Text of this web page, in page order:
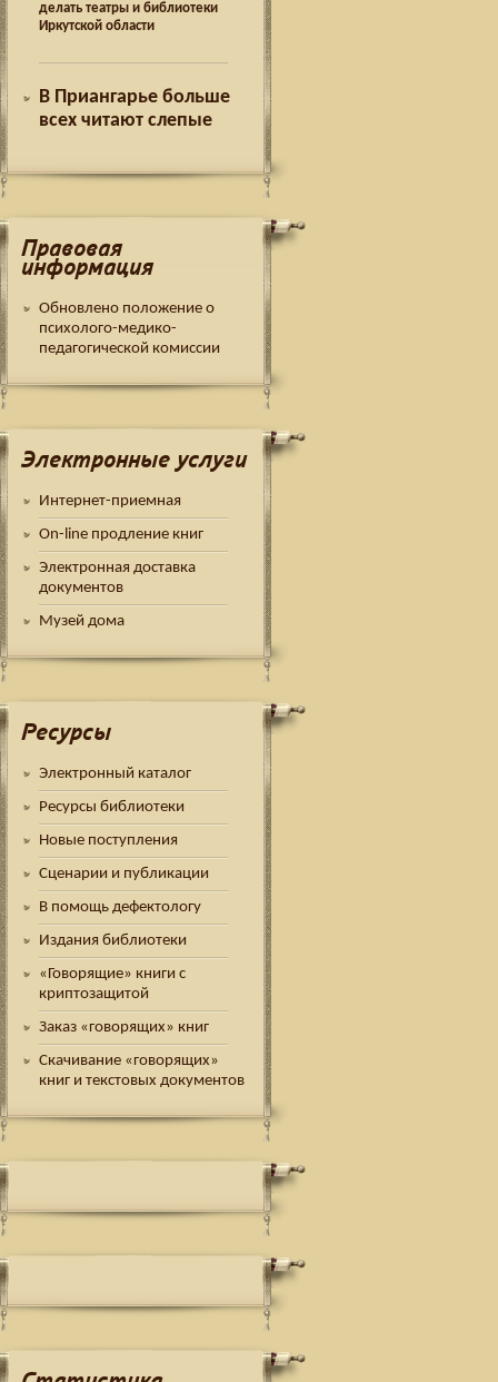
делать театры и библиотеки
Иркутской области
В Приангарье больше
всех читают слепые
Правовая
информация
Обновлено положение о
психолого-медико-
педагогической комиссии
Электронные услуги
Интернет-приемная
On-line продление книг
Электронная доставка
документов
Музей дома
Ресурсы
Электронный каталог
Ресурсы библиотеки
Новые поступления
Сценарии и публикации
В помощь дефектологу
Издания библиотеки
«Говорящие» книги с
криптозащитой
Заказ «говорящих» книг
Скачивание «говорящих»
книг и текстовых документов